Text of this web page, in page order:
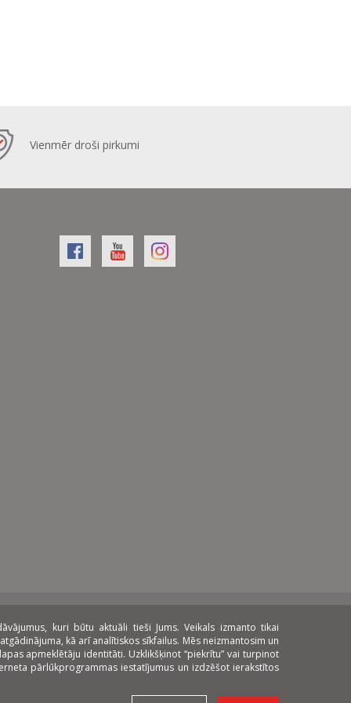
kuri būtu aktuāli tieši Jums. Veikals izmanto tikai
kā arī analītiskos sīkfailus. Mēs neizmantosim un
apmeklētāju identitāti. Uzklikšķinot “piekrītu” vai turpinot
pārlūkprogrammas iestatījumus un izdzēšot ierakstītos
Vienmēr droši pirkumi